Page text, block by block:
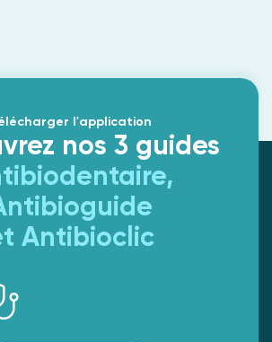
l'application
nos 3 guides
Antibioclic